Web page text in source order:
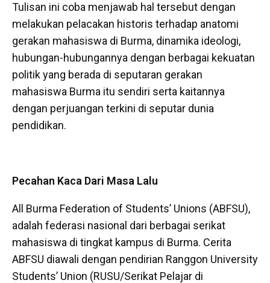
Tulisan ini coba menjawab hal tersebut dengan
melakukan pelacakan historis terhadap anatomi
gerakan mahasiswa di Burma, dinamika ideologi,
hubungan-hubungannya dengan berbagai kekuatan
politik yang berada di seputaran gerakan
mahasiswa Burma itu sendiri serta kaitannya
dengan perjuangan terkini di seputar dunia
pendidikan.
Pecahan Kaca Dari Masa Lalu
All Burma Federation of Students’ Unions (ABFSU),
adalah federasi nasional dari berbagai serikat
mahasiswa di tingkat kampus di Burma. Cerita
ABFSU diawali dengan pendirian Ranggon University
Students’ Union (RUSU/Serikat Pelajar di